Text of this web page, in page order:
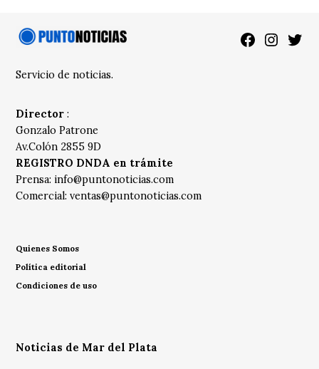
Facebook
Servicio de noticias.
Director :
Gonzalo Patrone
Av.Colón 2855 9D
REGISTRO DNDA en trámite
Prensa: info@puntonoticias.com
Comercial:ventas@puntonoticias.com
Quienes Somos
Política editorial
Condiciones de uso
Noticias de Mar del Plata